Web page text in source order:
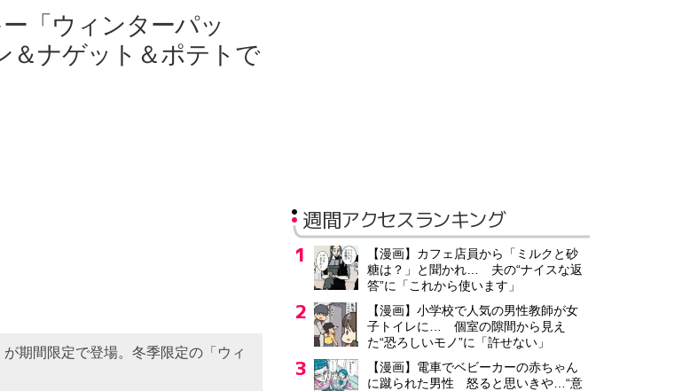
「ウィンターパッ
ナゲット＆ポテトで
期間限定で登場。冬季限定の「ウィ
週間アクセスランキング
【漫画】カフェ店員から「ミルクと砂
糖は？」と聞かれ… 夫の“ナイスな返
答”に「これから使います」
【漫画】小学校で人気の男性教師が女
子トイレに… 個室の隙間から見え
た“恐ろしいモノ”に「許せない」
【漫画】電車でベビーカーの赤ちゃん
に蹴られた男性 怒ると思いきや…“意